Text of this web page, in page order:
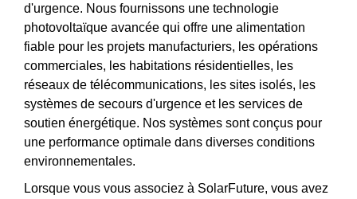
d'urgence. Nous fournissons une technologie
photovoltaïque avancée qui offre une alimentation
fiable pour les projets manufacturiers, les opérations
commerciales, les habitations résidentielles, les
réseaux de télécommunications, les sites isolés, les
systèmes de secours d'urgence et les services de
soutien énergétique. Nos systèmes sont conçus pour
une performance optimale dans diverses conditions
environnementales.
Lorsque vous vous associez à SolarFuture, vous avez